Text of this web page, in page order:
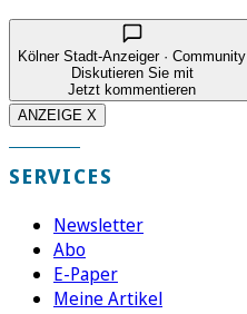
Kölner Stadt-Anzeiger · Community
Diskutieren Sie mit
Jetzt kommentieren
ANZEIGE X
SERVICES
Newsletter
Abo
E-Paper
Meine Artikel